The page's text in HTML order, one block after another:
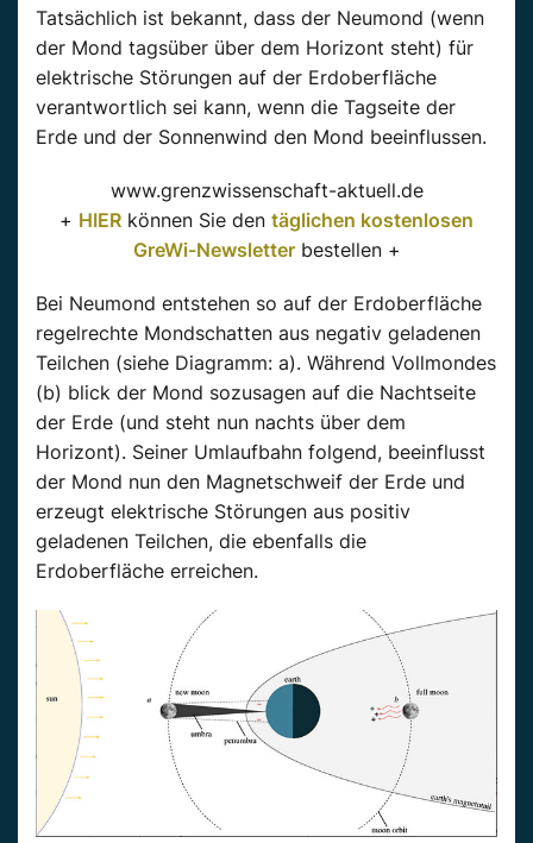
Tatsächlich ist bekannt, dass der Neumond (wenn
der Mond tagsüber über dem Horizont steht) für
elektrische Störungen auf der Erdoberfläche
verantwortlich sei kann, wenn die Tagseite der
Erde und der Sonnenwind den Mond beeinflussen.
www.grenzwissenschaft-aktuell.de
+ HIER können Sie den täglichen kostenlosen
GreWi-Newsletterbestellen +
Bei Neumond entstehen so auf der Erdoberfläche
regelrechte Mondschatten aus negativ geladenen
Teilchen (siehe Diagramm: a). Während Vollmondes
(b) blick der Mond sozusagen auf die Nachtseite
der Erde (und steht nun nachts über dem
Horizont). Seiner Umlaufbahn folgend, beeinflusst
der Mond nun den Magnetschweif der Erde und
erzeugt elektrische Störungen aus positiv
geladenen Teilchen, die ebenfalls die
Erdoberfläche erreichen.